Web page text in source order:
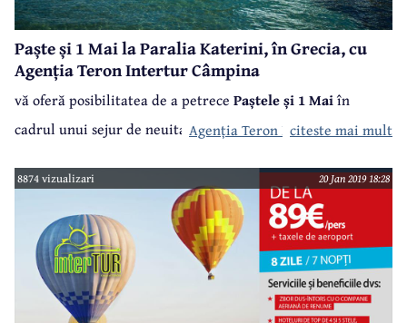
Paște și 1 Mai la Paralia Katerini, în Grecia, cu
Agenția Teron Intertur Câmpina
Agenția Teron Intertur Câmpina
vă oferă posibilitatea de a petrece Paștele și 1 Maiîn
cadrul unui sejur de neuitat laParalia Katerini, în Grecia.
și facilități, dar mai ales cuplecarea din Câmpina, puteți
petrece cele două sărbători la un preț de numai198
euro/persoană.
citeste mai mult
8874 vizualizari 20 Jan 2019 18:28